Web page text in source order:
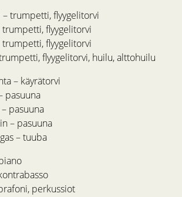
– trumpetti, flyygelitorvi
flyygelitorvi
trumpetti, flyygelitorvi
flyygelitorvi, huilu, alttohuilu
– käyrätorvi
pasuuna
pasuuna
– pasuuna
– tuuba
perkussiot